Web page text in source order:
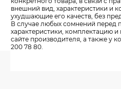
внешний вид, характеристики и
ухудшающие его качеств, без
В случае любых сомнений перед
характеристики, комплектацию
сайте производителя, а также у
200 78 80.